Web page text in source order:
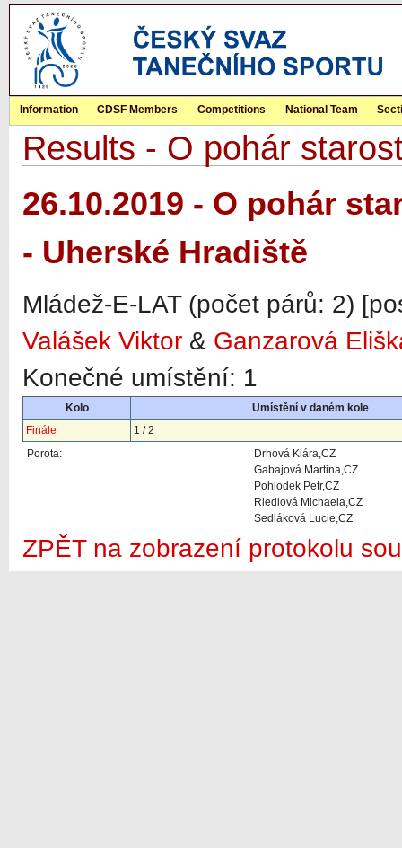
Information CDSF Members Competitions National Team
Results - O pohár
26.10.2019 - O pohár
- Uherské Hradiště
Mládež-E-LAT (počet párů: 2)
Valášek Viktor & Ganzarová
Konečné umístění: 1
Kolo
Umístění v daném kole
Finále
1 / 2
Porota:
Drhová Klára,CZ
Gabajová Martina,CZ
Pohlodek Petr,CZ
Riedlová Michaela,CZ
Sedláková Lucie,CZ
ZPĚT na zobrazení protokolu